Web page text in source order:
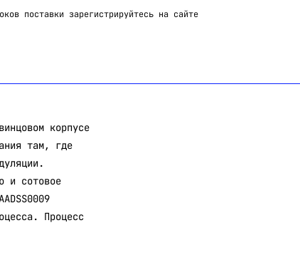
поставки зарегистрируйтесь на сайте
корпусе
там, где
и сотовое
Процесс